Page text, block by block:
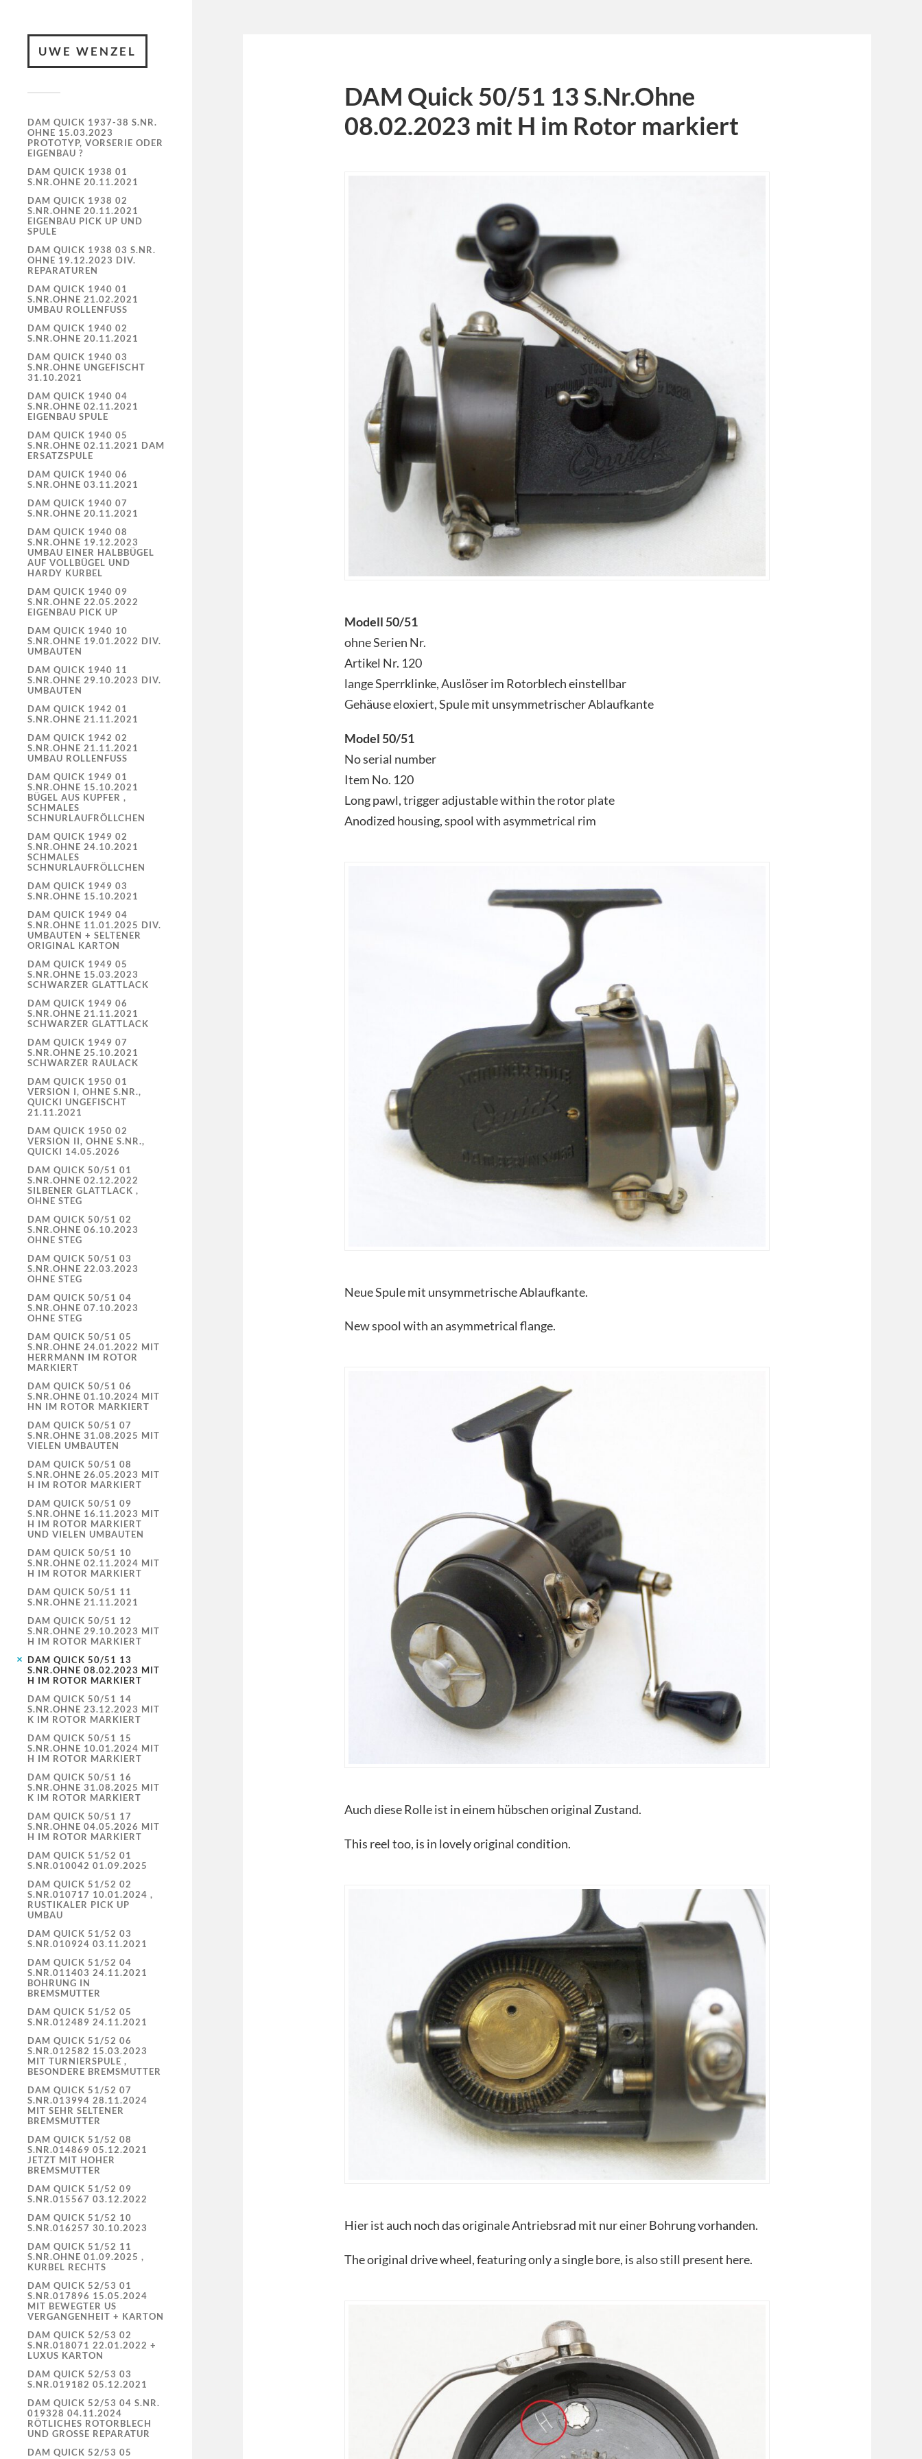
UWE WENZEL
DAM QUICK 1937-38 S.NR.
OHNE 15.03.2023
PROTOTYP, VORSERIE ODER
EIGENBAU ?
DAM QUICK 1938 01
S.NR.OHNE 20.11.2021
DAM QUICK 1938 02
S.NR.OHNE 20.11.2021
EIGENBAU PICK UP UND
SPULE
DAM QUICK 1938 03 S.NR.
OHNE 19.12.2023 DIV.
REPARATUREN
DAM QUICK 1940 01
S.NR.OHNE 21.02.2021
UMBAU ROLLENFUSS
DAM QUICK 1940 02
S.NR.OHNE 20.11.2021
DAM QUICK 1940 03
S.NR.OHNE UNGEFISCHT
31.10.2021
DAM QUICK 1940 04
S.NR.OHNE 02.11.2021
EIGENBAU SPULE
DAM QUICK 1940 05
S.NR.OHNE 02.11.2021 DAM
ERSATZSPULE
DAM QUICK 1940 06
S.NR.OHNE 03.11.2021
DAM QUICK 1940 07
S.NR.OHNE 20.11.2021
DAM QUICK 1940 08
S.NR.OHNE 19.12.2023
UMBAU EINER HALBBÜGEL
AUF VOLLBÜGEL UND
HARDY KURBEL
DAM QUICK 1940 09
S.NR.OHNE 22.05.2022
EIGENBAU PICK UP
DAM QUICK 1940 10
S.NR.OHNE 19.01.2022 DIV.
UMBAUTEN
DAM QUICK 1940 11
S.NR.OHNE 29.10.2023 DIV.
UMBAUTEN
DAM QUICK 1942 01
S.NR.OHNE 21.11.2021
DAM QUICK 1942 02
S.NR.OHNE 21.11.2021
UMBAU ROLLENFUSS
DAM QUICK 1949 01
S.NR.OHNE 15.10.2021
BÜGEL AUS KUPFER ,
SCHMALES
SCHNURLAUFRÖLLCHEN
DAM QUICK 1949 02
S.NR.OHNE 24.10.2021
SCHMALES
SCHNURLAUFRÖLLCHEN
DAM QUICK 1949 03
S.NR.OHNE 15.10.2021
DAM QUICK 1949 04
S.NR.OHNE 11.01.2025 DIV.
UMBAUTEN + SELTENER
ORIGINAL KARTON
DAM QUICK 1949 05
S.NR.OHNE 15.03.2023
SCHWARZER GLATTLACK
DAM QUICK 1949 06
S.NR.OHNE 21.11.2021
SCHWARZER GLATTLACK
DAM QUICK 1949 07
S.NR.OHNE 25.10.2021
SCHWARZER RAULACK
DAM QUICK 1950 01
VERSION I, OHNE S.NR.,
QUICKI UNGEFISCHT
21.11.2021
DAM QUICK 1950 02
VERSION II, OHNE S.NR.,
QUICKI 14.05.2026
DAM QUICK 50/51 01
S.NR.OHNE 02.12.2022
SILBENER GLATTLACK ,
OHNE STEG
DAM QUICK 50/51 02
S.NR.OHNE 06.10.2023
OHNE STEG
DAM QUICK 50/51 03
S.NR.OHNE 22.03.2023
OHNE STEG
DAM QUICK 50/51 04
S.NR.OHNE 07.10.2023
OHNE STEG
DAM QUICK 50/51 05
S.NR.OHNE 24.01.2022 MIT
HERRMANN IM ROTOR
MARKIERT
DAM QUICK 50/51 06
S.NR.OHNE 01.10.2024 MIT
HN IM ROTOR MARKIERT
DAM QUICK 50/51 07
S.NR.OHNE 31.08.2025 MIT
VIELEN UMBAUTEN
DAM QUICK 50/51 08
S.NR.OHNE 26.05.2023 MIT
H IM ROTOR MARKIERT
DAM QUICK 50/51 09
S.NR.OHNE 16.11.2023 MIT
H IM ROTOR MARKIERT
UND VIELEN UMBAUTEN
DAM QUICK 50/51 10
S.NR.OHNE 02.11.2024 MIT
H IM ROTOR MARKIERT
DAM QUICK 50/51 11
S.NR.OHNE 21.11.2021
DAM QUICK 50/51 12
S.NR.OHNE 29.10.2023 MIT
H IM ROTOR MARKIERT
DAM QUICK 50/51 13
S.NR.OHNE 08.02.2023 MIT
H IM ROTOR MARKIERT
DAM QUICK 50/51 14
S.NR.OHNE 23.12.2023 MIT
K IM ROTOR MARKIERT
DAM QUICK 50/51 15
S.NR.OHNE 10.01.2024 MIT
H IM ROTOR MARKIERT
DAM QUICK 50/51 16
S.NR.OHNE 31.08.2025 MIT
K IM ROTOR MARKIERT
DAM QUICK 50/51 17
S.NR.OHNE 04.05.2026 MIT
H IM ROTOR MARKIERT
DAM QUICK 51/52 01
S.NR.010042 01.09.2025
DAM QUICK 51/52 02
S.NR.010717 10.01.2024 ,
RUSTIKALER PICK UP
UMBAU
DAM QUICK 51/52 03
S.NR.010924 03.11.2021
DAM QUICK 51/52 04
S.NR.011403 24.11.2021
BOHRUNG IN
BREMSMUTTER
DAM QUICK 51/52 05
S.NR.012489 24.11.2021
DAM QUICK 51/52 06
S.NR.012582 15.03.2023
MIT TURNIERSPULE ,
BESONDERE BREMSMUTTER
DAM QUICK 51/52 07
S.NR.013994 28.11.2024
MIT SEHR SELTENER
BREMSMUTTER
DAM QUICK 51/52 08
S.NR.014869 05.12.2021
JETZT MIT HOHER
BREMSMUTTER
DAM QUICK 51/52 09
S.NR.015567 03.12.2022
DAM QUICK 51/52 10
S.NR.016257 30.10.2023
DAM QUICK 51/52 11
S.NR.OHNE 01.09.2025 ,
KURBEL RECHTS
DAM QUICK 52/53 01
S.NR.017896 15.05.2024
MIT BEWEGTER US
VERGANGENHEIT + KARTON
DAM QUICK 52/53 02
S.NR.018071 22.01.2022 +
LUXUS KARTON
DAM QUICK 52/53 03
S.NR.019182 05.12.2021
DAM QUICK 52/53 04 S.NR.
019328 04.11.2024
RÖTLICHES ROTORBLECH
UND GROSSE REPARATUR
DAM QUICK 52/53 05
DAM Quick 50/51 13 S.Nr.Ohne
08.02.2023 mit H im Rotor markiert
Modell 50/51
ohne Serien Nr.
Artikel Nr. 120
lange Sperrklinke, Auslöser im Rotorblech einstellbar
Gehäuse eloxiert, Spule mit unsymmetrischer Ablaufkante
Model 50/51
No serial number
Item No. 120
Long pawl, trigger adjustable within the rotor plate
Anodized housing, spool with asymmetrical rim
Neue Spule mit unsymmetrische Ablaufkante.
New spool with an asymmetrical flange.
Auch diese Rolle ist in einem hübschen original Zustand.
This reel too, is in lovely original condition.
Hier ist auch noch das originale Antriebsrad mit nur einer Bohrung vorhanden.
The original drive wheel, featuring only a single bore, is also still present here.